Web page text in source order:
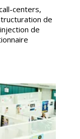
centers,
de
de